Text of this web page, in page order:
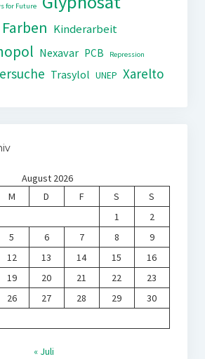
for Future
Farben Kinderarbeit
Nexavar PCB Repression
Trasylol UNEP Xarelto
August 2026
M D F S
S
1
2
5 6 7 8
9
12 13 14 15
16
19 20 21 22
23
26 27 28 29
30
« Juli